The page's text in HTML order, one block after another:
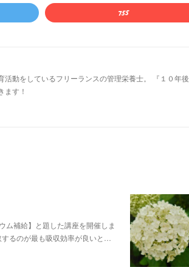
動をしているフリーランスの管理栄養士。 『１０年後
ます！
ム補給】と題した講座を開催しま
るのが最も吸収効率が良いと…